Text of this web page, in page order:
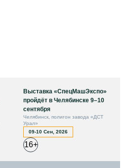
Выставка «СпецМашЭкспо»
пройдёт в Челябинске 9–10
сентября
Челябинск, полигон завода «ДСТ
Урал»
09-10 Сен, 2026
16+